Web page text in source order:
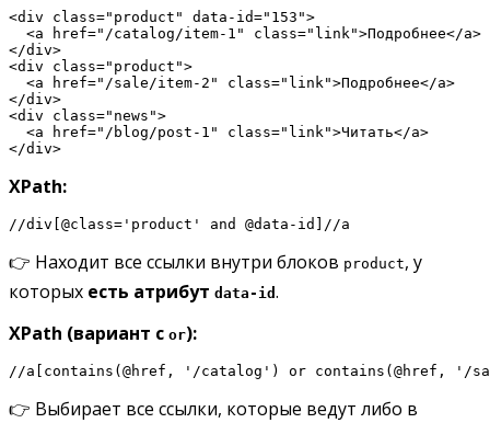
<div class="product" data-id="153">
  <a href="/catalog/item-1" class="link">Подробнее</a>
</div>
<div class="product">
  <a href="/sale/item-2" class="link">Подробнее</a>
</div>
<div class="news">
  <a href="/blog/post-1" class="link">Читать</a>
</div>
XPath:
//div[@class='product' and @data-id]//a
👉 Находит все ссылки внутри блоков product, у
которых есть атрибут data-id .
XPath (вариант с or):
//a[contains(@href, '/catalog') or contains(@href, '/
👉 Выбирает все ссылки, которые ведут либо в